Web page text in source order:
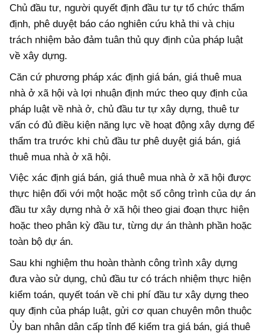
Chủ đầu tư, người quyết định đầu tư tự tổ chức thẩm
định, phê duyệt báo cáo nghiên cứu khả thi và chịu
trách nhiệm bảo đảm tuân thủ quy định của pháp luật
về xây dựng.
Căn cứ phương pháp xác định giá bán, giá thuê mua
nhà ở xã hội và lợi nhuận định mức theo quy định của
pháp luật về nhà ở, chủ đầu tư tự xây dựng, thuê tư
vấn có đủ điều kiện năng lực về hoạt động xây dựng để
thẩm tra trước khi chủ đầu tư phê duyệt giá bán, giá
thuê mua nhà ở xã hội.
Việc xác định giá bán, giá thuê mua nhà ở xã hội được
thực hiện đối với một hoặc một số công trình của dự án
đầu tư xây dựng nhà ở xã hội theo giai đoạn thực hiện
hoặc theo phân kỳ đầu tư, từng dự án thành phần hoặc
toàn bộ dự án.
Sau khi nghiệm thu hoàn thành công trình xây dựng
đưa vào sử dụng, chủ đầu tư có trách nhiệm thực hiện
kiểm toán, quyết toán về chi phí đầu tư xây dựng theo
quy định của pháp luật, gửi cơ quan chuyên môn thuộc
Ủy ban nhân dân cấp tỉnh để kiểm tra giá bán, giá thuê